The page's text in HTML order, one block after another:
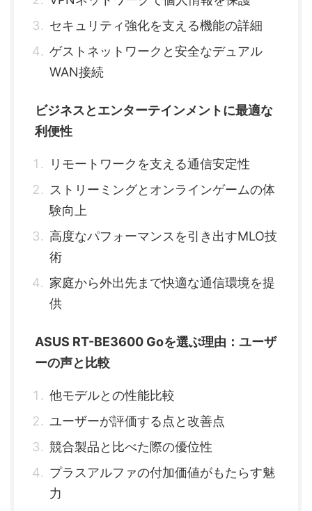
セキュリティ強化を支える機能の詳細
ゲストネットワークと安全なデュアル
WAN接続
ビジネスとエンターテインメントに最適な
利便性
リモートワークを支える通信安定性
ストリーミングとオンラインゲームの体
験向上
高度なパフォーマンスを引き出すMLO技
術
家庭から外出先まで快適な通信環境を提
供
ASUS RT-BE3600 Goを選ぶ理由：ユーザ
ーの声と比較
他モデルとの性能比較
ユーザーが評価する点と改善点
競合製品と比べた際の優位性
プラスアルファの付加価値がもたらす魅
力